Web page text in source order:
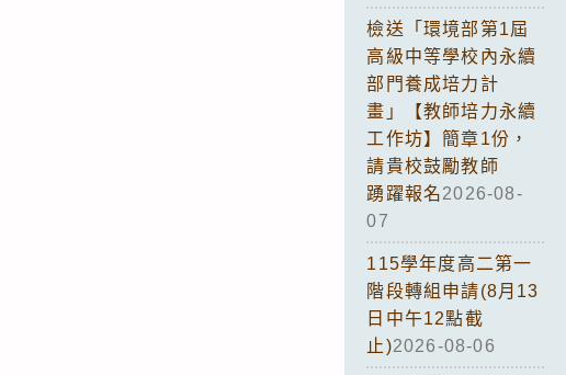
檢送「環境部第1屆
高級中等學校內永續
部門養成培力計
畫」【教師培力永續
工作坊】簡章1份，
請貴校鼓勵教師
踴躍報名2026-08-
07
115學年度高二第一
階段轉組申請(8月13
日中午12點截
止)2026-08-06